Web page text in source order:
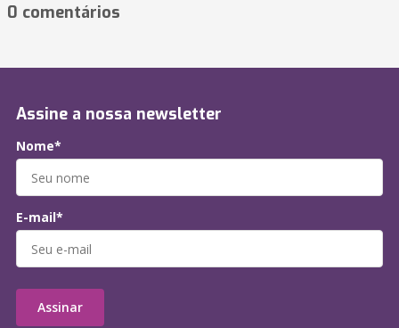
0 comentários
Assine a nossa newsletter
Nome*
E-mail*
Assinar